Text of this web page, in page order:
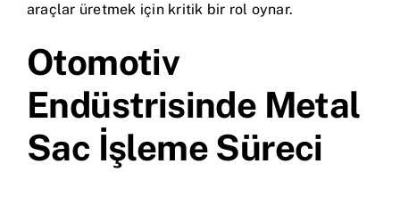
araçlar üretmek için kritik bir rol oynar.
Otomotiv
Endüstrisinde Metal
Sac İşleme Süreci